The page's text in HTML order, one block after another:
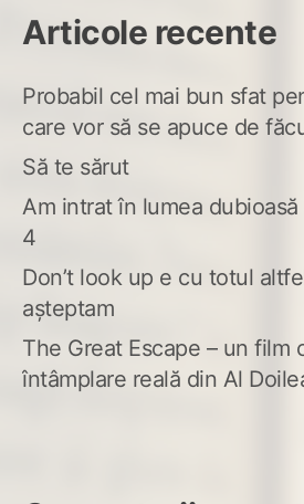
Articole recente
Probabil cel mai bun sfat
care vor să se apuce de
Să te sărut
Am intrat în lumea
4
Don’t look up e cu totul
așteptam
The Great Escape – un film
întâmplare reală din Al